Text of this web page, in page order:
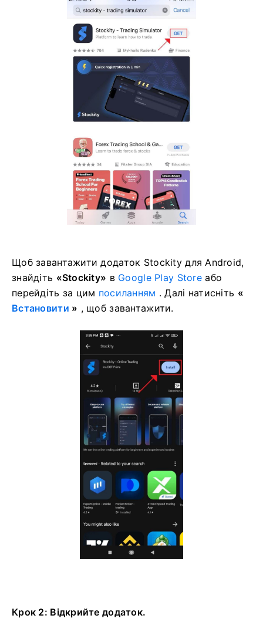
Щоб завантажити додаток Stockity для Android,
знайдіть «Stockity» в Google Play Storeабо
перейдіть за цим посиланням . Далі натисніть «
Встановити » , щоб завантажити.
Крок 2: Відкрийте додаток.